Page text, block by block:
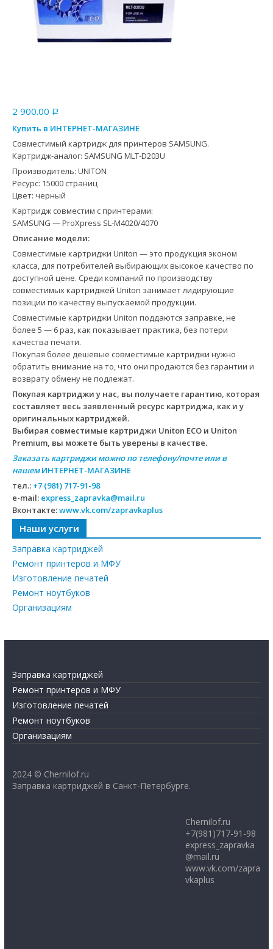
2 900.00 Р
Купить в ИНТЕРНЕТ-МАГАЗИНЕ
Совместимый картридж для принтеров SAMSUNG.
Картридж-аналог: SAMSUNG MLT-D203U
Производитель: UNITON
Ресурс: 15000 страниц
Цвет: черный
Картридж совместим с принтерами:
SAMSUNG — ProXpress SL-M4020/4070
Описание модели:
Совместимые картриджи Uniton — это продукция эконом
класса, для потребителей выбирающих высокое качество по
доступной цене. Среди компаний по производству
совместимых картриджей Uniton занимает лидирующие
позиции по качеству выпускаемой продукции.
Совместимые картриджи Uniton поддаются заправке, не
более 5 — 6 раз, как показывает практика, без потери
качества печати.
Покупая более дешевые совместимые картриджи нужно
обратить внимание на то, что они продаются без гарантии и
возврату обмену не подлежат.
Покупая картриджи у нас, вы получаете гарантию, которая
составляет весь заявленный ресурс картриджа, как и у
оригинальных картриджей.
Выбирая совместимые картриджи Uniton ECO и Uniton
Premium, вы можете быть уверены в качестве.
Заказать картриджи можно по телефону/почте или в
нашемИНТЕРНЕТ-МАГАЗИНЕ
тел.: +7 (981) 717-91-98
e-mail: express_zapravka@mail.ru
Вконтакте:www.vk.com/zapravkaplus
Наши услуги
Заправка картриджей
Ремонт принтеров и МФУ
Изготовление печатей
Ремонт ноутбуков
Организациям
Заправка картриджей
Ремонт принтеров и МФУ
Изготовление печатей
Ремонт ноутбуков
Организациям
2024 © Chernilof.ru
Заправка картриджей в Санкт-Петербурге.
Chernilof.ru
+7(981)717-91-98
express_zapravka
@mail.ru
www.vk.com/zapra
vkaplus